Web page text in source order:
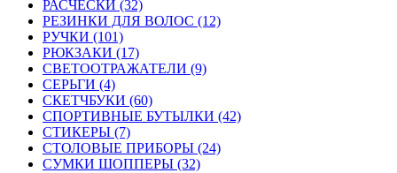
РАСЧЁСКИ (32)
РЕЗИНКИ ДЛЯ ВОЛОС (12)
РУЧКИ (101)
РЮКЗАКИ (17)
СВЕТООТРАЖАТЕЛИ (9)
СЕРЬГИ (4)
СКЕТЧБУКИ (60)
СПОРТИВНЫЕ БУТЫЛКИ (42)
СТИКЕРЫ (7)
СТОЛОВЫЕ ПРИБОРЫ (24)
СУМКИ ШОППЕРЫ (32)